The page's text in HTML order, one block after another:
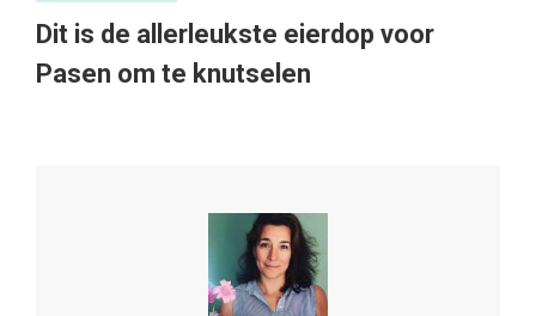
Dit is de allerleukste eierdop voor
Pasen om te knutselen